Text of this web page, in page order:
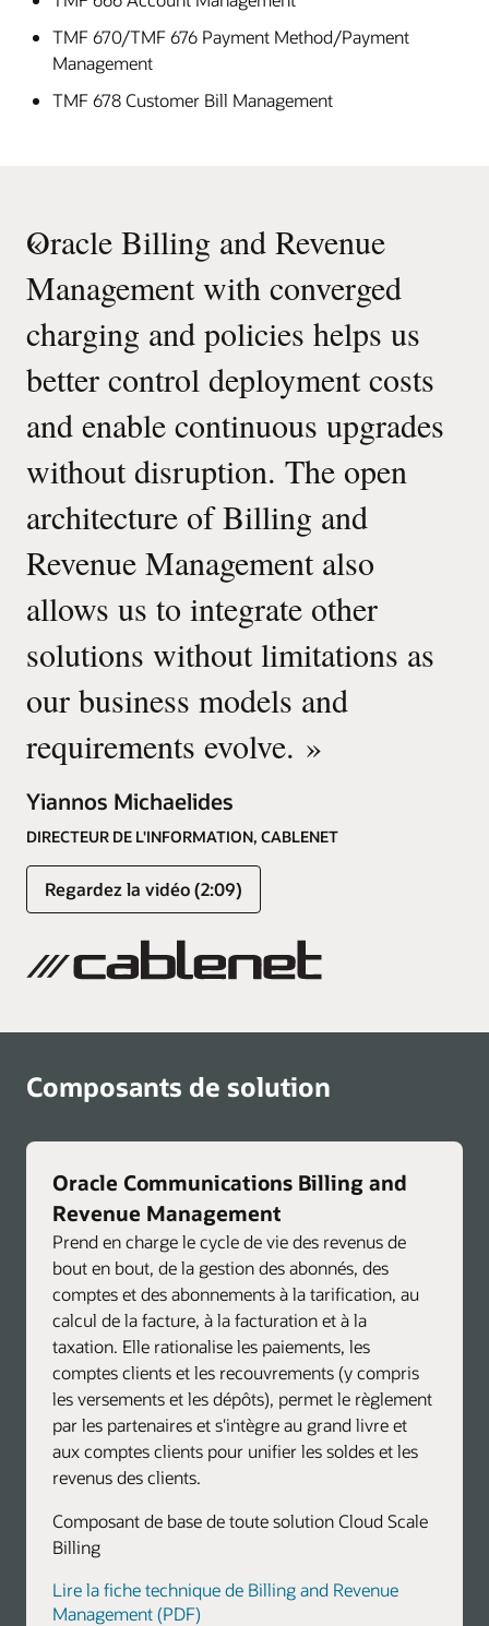
TMF 670/TMF 676 Payment Method/Payment
Management
TMF 678 Customer Bill Management
«
Oracle Billing and Revenue
Management with converged
charging and policies helps us
better control deployment costs
and enable continuous upgrades
without disruption. The open
architecture of Billing and
Revenue Management also
allows us to integrate other
solutions without limitations as
our business models and
requirements evolve. »
Yiannos Michaelides
DIRECTEUR DE L'INFORMATION, CABLENET
Regardez la vidéo (2:09)
Composants de solution
Oracle Communications Billing and
Revenue Management
Prend en charge le cycle de vie des revenus de
bout en bout, de la gestion des abonnés, des
comptes et des abonnements à la tarification, au
calcul de la facture, à la facturation et à la
taxation. Elle rationalise les paiements, les
comptes clients et les recouvrements (y compris
les versements et les dépôts), permet le règlement
par les partenaires et s'intègre au grand livre et
aux comptes clients pour unifier les soldes et les
revenus des clients.
Composant de base de toute solution Cloud Scale
Billing
Lire la fiche technique de Billing and Revenue
Management (PDF)